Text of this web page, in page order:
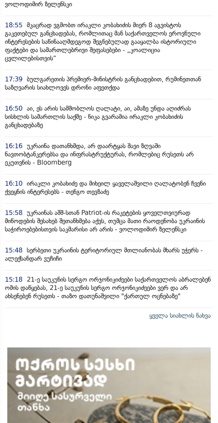
ვოლოდიმირ ზელენსკი
18:55 მკაცრად ვგმობთ ირაკლი კობახიძის მიერ 8 აგვისტოს
გაკეთებულ განცხადებას, რომლითაც მან საქართველოს ეროვნული
ინტერესების საწინააღმდეგოდ შეგნებულად გააყალბა ისტორიული
ფაქტები და სამართლებრივი შეფასებები - „კოალიცია
ცვლილებისთვის“
17:39 ბულგარეთის პრემიერ-მინისტრის განცხადებით, რუმინეთთან
საზღვარის სიახლოვეს დრონი აფეთქდა
16:50 აი, ეს არის სამშობლოს ღალატი, აი, ამაზე უნდა აღიძრას
სისხლის სამართლის საქმე - ნიკა გვარამია ირაკლი კობახიძის
განცხადებაზე
16:16 უკრაინა დათანხმდა, არ დაარტყას შავი ზღვაში
ნავთობტანკერებსა და ინფრასტრუქტურას, რომლებიც რუსეთს არ
ეკუთვნის - Bloomberg
16:10 ირაკლი კობახიძე და მიხეილ ყაველაშვილი ღალატობენ ჩვენი
ქვეყნის ინტერესებს - თენგო თევზაძე
15:58 უკრაინას აშშ-სთან Patriot-ის რაკეტების ყოველთვიურად
მიწოდების შესახებ შეთანხმება აქვს, თუმცა მათი რაოდენობა უკრაინის
საჭიროებებისთვის საკმარისი არ არის - ვოლოდიმირ ზელენსკი
15:48 სერბეთი უკრაინის ტერიტორიულ მთლიანობას მხარს უჭერს -
ალექსანდარ ვუჩიჩი
15:18
21-ე საუკუნის სერგო ორჯონიკიძეები საქართველოს აბრალებენ
ომის დაწყებას, 21-ე საუკუნის სერგო ორჯონიკიძეები ვერ და არ
ახსენებენ რუსეთს - თაზო დათუნაშვილი "ქართულ ოცნებაზე"
ყველა სიახლის ნახვა